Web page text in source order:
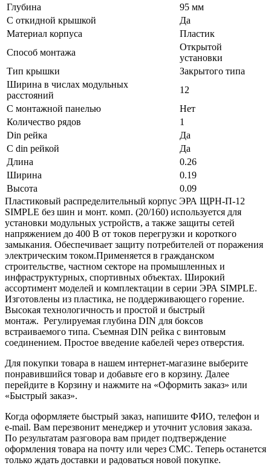
Глубина
95 мм
С откидной крышкой
Да
Материал корпуса
Пластик
Способ монтажа
Открытой
установки
Тип крышки
Закрытого типа
Ширина в числах модульных
расстояний
12
С монтажной панелью
Нет
Количество рядов
1
Din рейка
Да
С din рейкой
Да
Длина
0.26
Ширина
0.19
Высота
0.09
Пластиковый распределительный корпус ЭРА ЩРН-П-12
SIMPLE без шин и монт. комп. (20/160) используется для
установки модульных устройств, а также защиты сетей
напряжением до 400 В от токов перегрузки и короткого
замыкания. Обеспечивает защиту потребителей от поражения
электрическим током.Применяется в гражданском
строительстве, частном секторе на промышленных и
инфраструктурных, спортивных объектах. Широкий
ассортимент моделей и комплектации в серии ЭРА SIMPLE.
Изготовлены из пластика, не поддерживающего горение.
Высокая технологичность и простой и быстрый
монтаж. Регулируемая глубина DIN для боксов
встраиваемого типа. Съемная DIN рейка с винтовым
соединением. Простое введение кабелей через отверстия.
Для покупки товара в нашем интернет-магазине выберите
понравившийся товар и добавьте его в корзину. Далее
перейдите в Корзину и нажмите на «Оформить заказ» или
«Быстрый заказ».
Когда оформляете быстрый заказ, напишите ФИО, телефон и
e-mail. Вам перезвонит менеджер и уточнит условия заказа.
По результатам разговора вам придет подтверждение
оформления товара на почту или через СМС. Теперь останется
только ждать доставки и радоваться новой покупке.